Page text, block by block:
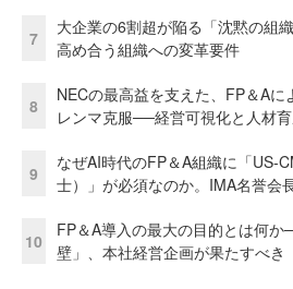
7
大企業の6割超が陥る「沈黙の組
高め合う組織への変革要件
8
NECの最高益を支えた、FP＆Aに
レンマ克服──経営可視化と人材
9
なぜAI時代のFP＆A組織に「US-
士）」が必須なのか。IMA名誉会
10
FP＆A導入の最大の目的とは何
壁」、本社経営企画が果たすべき